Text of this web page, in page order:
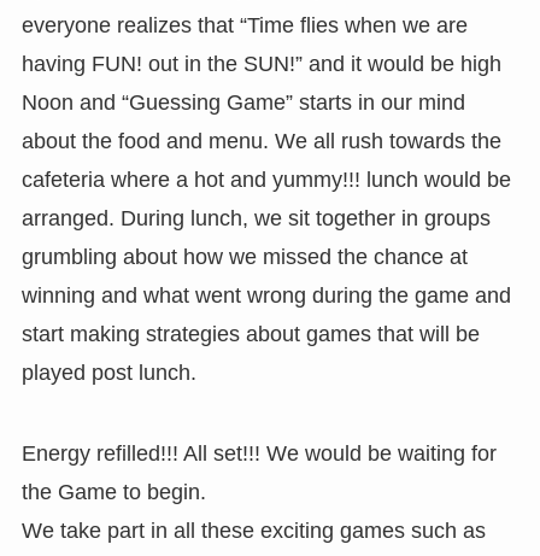
everyone realizes that “Time flies when we are
having FUN! out in the SUN!” and it would be high
Noon and “Guessing Game” starts in our mind
about the food and menu. We all rush towards the
cafeteria where a hot and yummy!!! lunch would be
arranged. During lunch, we sit together in groups
grumbling about how we missed the chance at
winning and what went wrong during the game and
start making strategies about games that will be
played post lunch.
Energy refilled!!! All set!!! We would be waiting for
the Game to begin.
We take part in all these exciting games such as